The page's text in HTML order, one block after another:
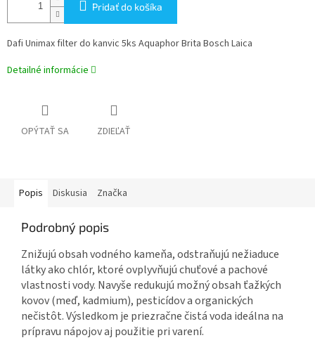
Pridať do košíka
Dafi Unimax filter do kanvic 5ks Aquaphor Brita Bosch Laica
Detailné informácie
OPÝTAŤ SA ZDIEĽAŤ
Popis Diskusia Značka
Podrobný popis
Znižujú obsah vodného kameňa, odstraňujú nežiaduce
látky ako chlór, ktoré ovplyvňujú chuťové a pachové
vlastnosti vody. Navyše redukujú možný obsah ťažkých
kovov (meď, kadmium), pesticídov a organických
nečistôt. Výsledkom je priezračne čistá voda ideálna na
prípravu nápojov aj použitie pri varení.